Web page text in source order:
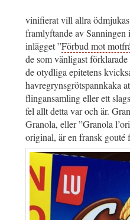
vinifierat vill allra
framlyftande av Sanningen
inlägget ”Förbud mot
de som vänligast
de otydliga epitetens
havregrynsgrötspannkaka
flingansamling eller ett
fel allt detta var och är.
Granola, eller ”Granola
original, är en fransk